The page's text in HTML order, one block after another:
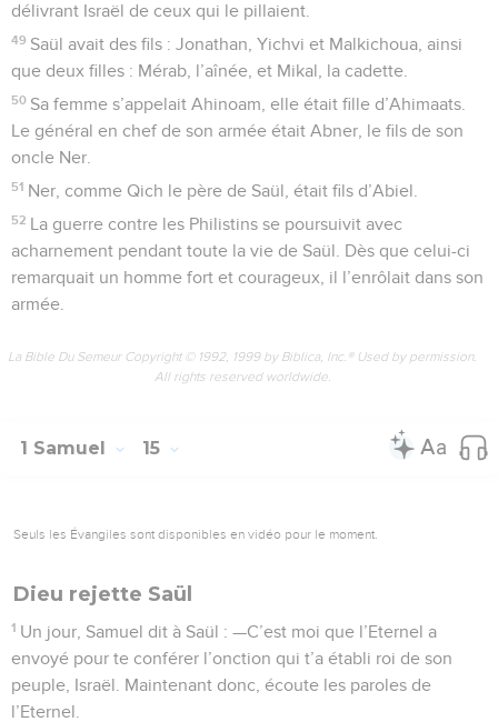
délivrant Israël de ceux qui le pillaient.
49 Saül avait des fils : Jonathan, Yichvi et Malkichoua, ainsi
que deux filles : Mérab, l’aînée, et Mikal, la cadette.
50 Sa femme s’appelait Ahinoam, elle était fille d’Ahimaats.
Le général en chef de son armée était Abner, le fils de son
oncle Ner.
51 Ner, comme Qich le père de Saül, était fils d’Abiel.
52 La guerre contre les Philistins se poursuivit avec
acharnement pendant toute la vie de Saül. Dès que celui-ci
remarquait un homme fort et courageux, il l’enrôlait dans son
armée.
La Bible Du Semeur Copyright © 1992, 1999 by Biblica, Inc.® Used by permission.
All rights reserved worldwide.
1 Samuel 15
Seuls les Évangiles sont disponibles en vidéo pour le moment.
Dieu rejette Saül
1 Un jour, Samuel dit à Saül : —C’est moi que l’Eternel a
envoyé pour te conférer l’onction qui t’a établi roi de son
peuple, Israël. Maintenant donc, écoute les paroles de
l’Eternel.